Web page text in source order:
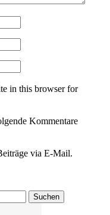
in this browser for
Kommentare
via E-Mail.